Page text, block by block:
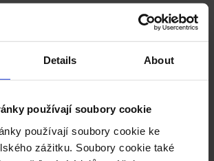
Details About
používají soubory cookie
používají soubory cookie ke
zážitku. Soubory cookie také